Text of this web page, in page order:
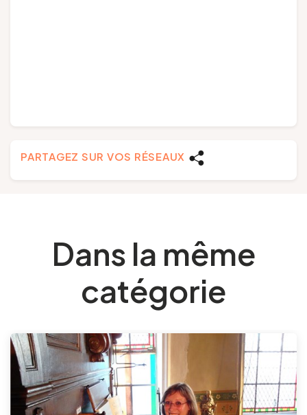
PARTAGEZ SUR VOS RÉSEAUX
Dans la même
catégorie